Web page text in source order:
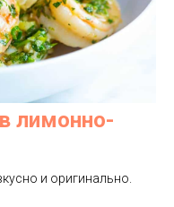
лимонно-
и оригинально.